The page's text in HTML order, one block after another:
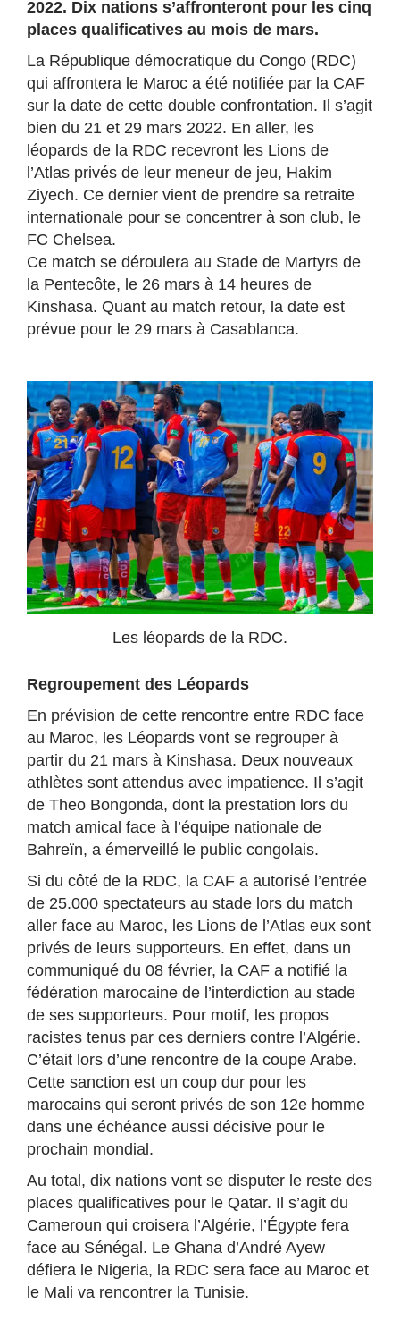
2022. Dix nations s’affronteront pour les cinq
places qualificatives au mois de mars.
La République démocratique du Congo (RDC)
qui affrontera le Maroc a été notifiée par la CAF
sur la date de cette double confrontation. Il s’agit
bien du 21 et 29 mars 2022. En aller, les
léopards de la RDC recevront les Lions de
l’Atlas privés de leur meneur de jeu, Hakim
Ziyech. Ce dernier vient de prendre sa retraite
internationale pour se concentrer à son club, le
FC Chelsea.
Ce match se déroulera au Stade de Martyrs de
la Pentecôte, le 26 mars à 14 heures de
Kinshasa. Quant au match retour, la date est
prévue pour le 29 mars à Casablanca.
Les léopards de la RDC.
Regroupement des Léopards
En prévision de cette rencontre entre RDC face
au Maroc, les Léopards vont se regrouper à
partir du 21 mars à Kinshasa. Deux nouveaux
athlètes sont attendus avec impatience. Il s’agit
de Theo Bongonda, dont la prestation lors du
match amical face à l’équipe nationale de
Bahreïn, a émerveillé le public congolais.
Si du côté de la RDC, la CAF a autorisé l’entrée
de 25.000 spectateurs au stade lors du match
aller face au Maroc, les Lions de l’Atlas eux sont
privés de leurs supporteurs. En effet, dans un
communiqué du 08 février, la CAF a notifié la
fédération marocaine de l’interdiction au stade
de ses supporteurs. Pour motif, les propos
racistes tenus par ces derniers contre l’Algérie.
C’était lors d’une rencontre de la coupe Arabe.
Cette sanction est un coup dur pour les
marocains qui seront privés de son 12e homme
dans une échéance aussi décisive pour le
prochain mondial.
Au total, dix nations vont se disputer le reste des
places qualificatives pour le Qatar. Il s’agit du
Cameroun qui croisera l’Algérie, l’Égypte fera
face au Sénégal. Le Ghana d’André Ayew
défiera le Nigeria, la RDC sera face au Maroc et
le Mali va rencontrer la Tunisie.